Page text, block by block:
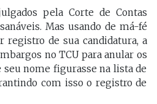
pela Corte de Contas
Mas usando de má-fé
registro de sua candidatura, a
no TCU para anular os
seu nome figurasse na lista de
com isso o registro de